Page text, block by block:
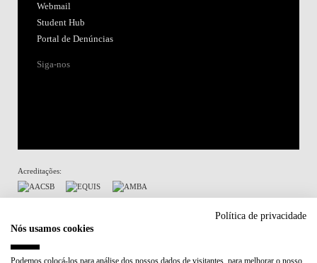
Webmail
Student Hub
Portal de Denúncias
Siga-nos
Acreditações:
Participa em:
Política de privacidade
Nós usamos cookies
Podemos colocá-los para análise dos nossos dados de visitantes, para melhorar o nosso